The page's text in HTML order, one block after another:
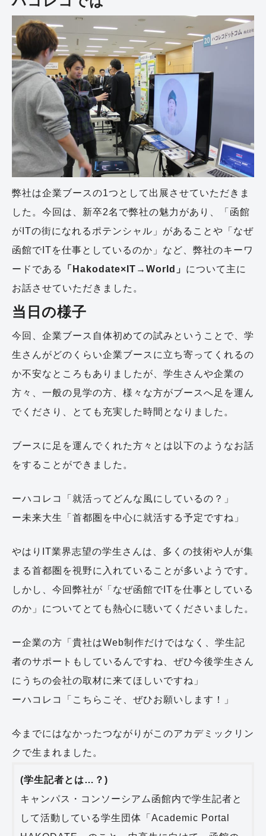
弊社は企業ブースの1つとして出展させていただきま
した。今回は、新卒2名で弊社の魅力があり、「函館
がITの街になれるポテンシャル」があることや「なぜ
函館でITを仕事としているのか」など、弊社のキーワ
ードである
「Hakodate×IT→World」 について主に
お話させていただきました。
当日の様子
今回、企業ブース自体初めての試みということで、学
生さんがどのくらい企業ブースに立ち寄ってくれるの
か不安なところもありましたが、学生さんや企業の
方々、一般の見学の方、様々な方がブースへ足を運ん
でくださり、とても充実した時間となりました。
ブースに足を運んでくれた方々とは以下のようなお話
をすることができました。
ーハコレコ「就活ってどんな風にしているの？」
ー未来大生「首都圏を中心に就活する予定ですね」
やはりIT業界志望の学生さんは、多くの技術や人が集
まる首都圏を視野に入れていることが多いようです。
しかし、今回弊社が「なぜ函館でITを仕事としている
のか」についてとても熱心に聴いてくださいました。
ー企業の方「貴社はWeb制作だけではなく、学生記
者のサポートもしているんですね、ぜひ今後学生さん
にうちの会社の取材に来てほしいですね」
ーハコレコ「こちらこそ、ぜひお願いします！」
今までにはなかったつながりがこのアカデミックリン
クで生まれました。
(学生記者とは…？)
キャンパス・コンソーシアム函館内で学生記者と
して活動している学生団体「Academic Portal